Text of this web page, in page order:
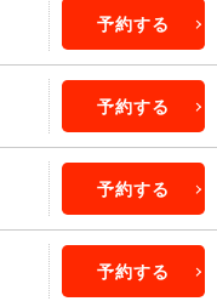
予約する
予約する
予約する
予約する